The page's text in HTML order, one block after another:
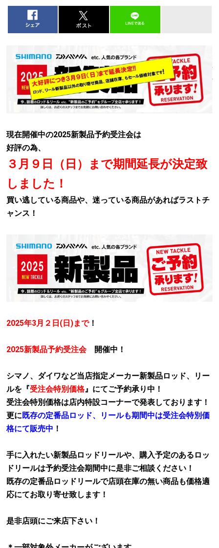
現在開催中の2025新製品予約受注会は
好評の為、
３月９日（日）まで期間延長が決定致
しました！
買い逃している商品や、迷っている商品があればラストチ
ャンス！
2025年3月２日(日)まで！
2025新製品予約受注会開催中！
シマノ、ダイワなど当店指定メーカー新製品ロッド、リー
ルを『受注会特別価格』にてご予約承り中！
受注会特別価格は店内特設コーナーで発表しております！
更に既存の定番品ロッド、リールも期間中は受注会特別価
格にて販売中 ！
手に入れたい新製品ロッドリールや、購入予定のあるロッ
ドリールは予約受注会期間中に是非ご相談ください！
既存の定番品ロッドリールで店頭在庫の無い商品も価格適
応にてお取り寄せ致します！
是非店頭にご来店下さい！